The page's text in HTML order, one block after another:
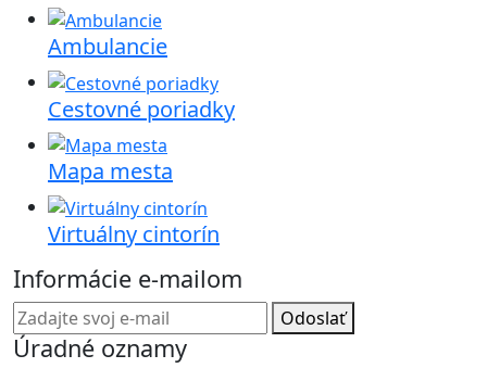
Ambulancie
Cestovné poriadky
Mapa mesta
Virtuálny cintorín
Informácie e-mailom
Odoslať
Úradné oznamy